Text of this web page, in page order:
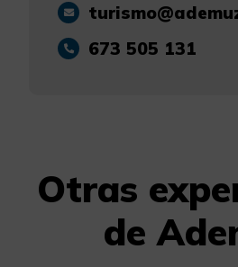
673 505 131
Otras
de